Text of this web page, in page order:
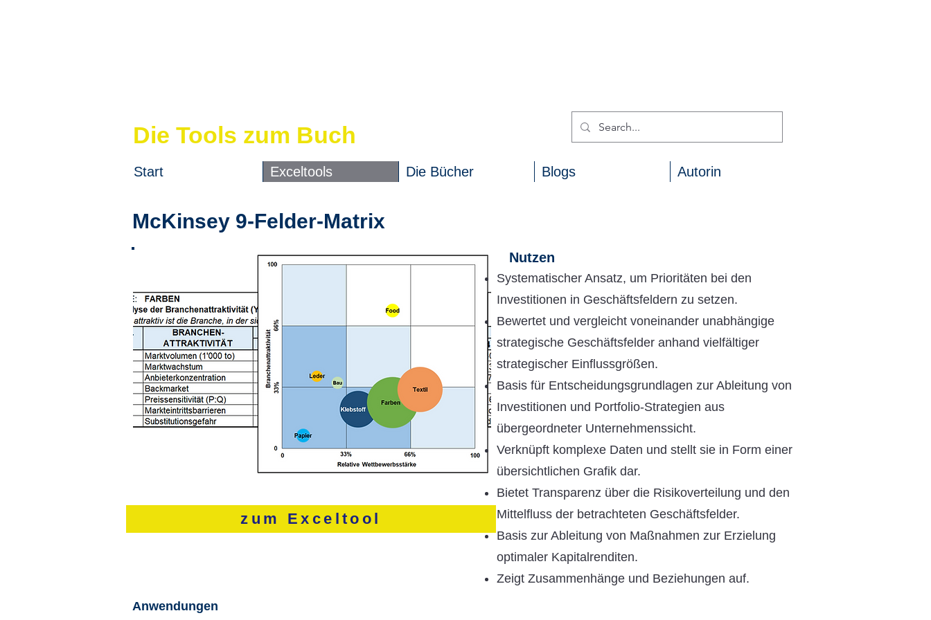
Die Tools zum Buch
McKinsey 9-Felder-Matrix
zum Exceltool
Nutzen
Systematischer Ansatz, um Prioritäten bei den
Investitionen in Geschäftsfeldern zu setzen.
Bewertet und vergleicht voneinander unabhängige
strategische Geschäftsfelder anhand vielfältiger
strategischer Einflussgrößen.
Basis für Entscheidungsgrundlagen zur Ableitung von
Investitionen und Portfolio-Strategien aus
übergeordneter Unternehmenssicht.
Verknüpft komplexe Daten und stellt sie in Form einer
übersichtlichen Grafik dar.
Bietet Transparenz über die Risikoverteilung und den
Mittelfluss der betrachteten Geschäftsfelder.
Basis zur Ableitung von Maßnahmen zur Erzielung
optimaler Kapitalrenditen.
Zeigt Zusammenhänge und Beziehungen auf.
Anwendungen
Start Exceltools Die Bücher Blogs Autorin